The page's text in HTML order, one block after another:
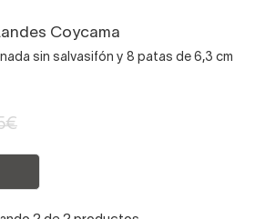
Coycama
sin salvasifón y 8 patas de 6,3 cm